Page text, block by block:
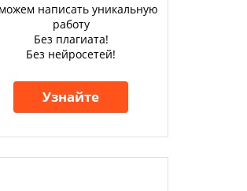
написать уникальную
работу
Без плагиата!
Без нейросетей!
Узнайте